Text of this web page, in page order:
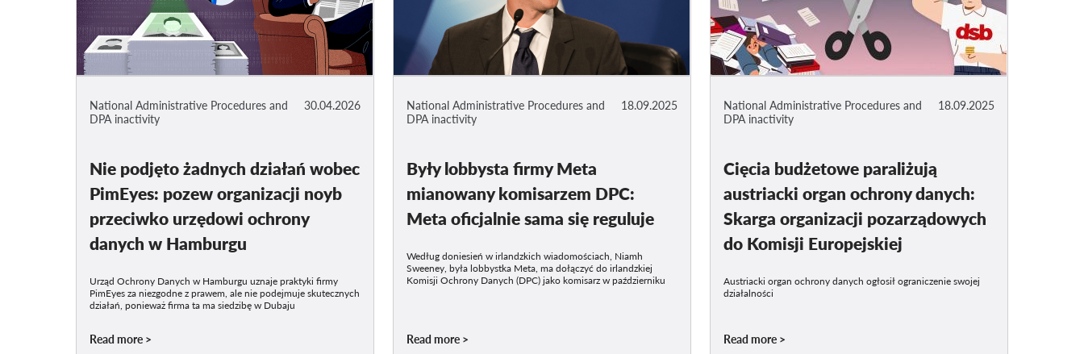
30.04.2026
National Administrative Procedures and
DPA inactivity
Nie podjęto żadnych działań wobec
PimEyes: pozew organizacji noyb
przeciwko urzędowi ochrony
danych w Hamburgu
Urząd Ochrony Danych w Hamburgu uznaje praktyki firmy
PimEyes za niezgodne z prawem, ale nie podejmuje skutecznych
działań, ponieważ firma ta ma siedzibę w Dubaju
Read more
18.09.2025
National Administrative Procedures and
DPA inactivity
Były lobbysta firmy Meta
mianowany komisarzem DPC:
Meta oficjalnie sama się reguluje
Według doniesień w irlandzkich wiadomościach, Niamh
Sweeney, była lobbystka Meta, ma dołączyć do irlandzkiej
Komisji Ochrony Danych (DPC) jako komisarz w październiku
Read more
18.09.2025
National Administrative Procedures and
DPA inactivity
Cięcia budżetowe paraliżują
austriacki organ ochrony danych:
Skarga organizacji pozarządowych
do Komisji Europejskiej
Austriacki organ ochrony danych ogłosił ograniczenie swojej
działalności
Read more